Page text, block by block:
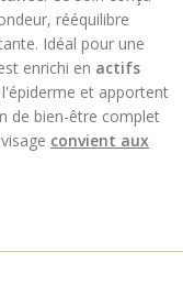
rééquilibre
Idéal pour une
enrichi en actifs
et apportent
de bien-être complet
convient aux